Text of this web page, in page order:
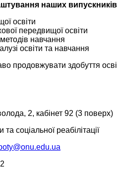
наших
освіти
передвищої освіти
навчання
освіти та навчання
продовжувати здобуття
2, кабінет 92 (3 поверх)
соціальної реабілітації